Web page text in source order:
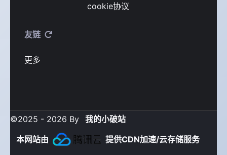
cookie协议
友链
更多
©2025 - 2026 By 我的小破站
本网站由
提供CDN加速/云存储服务